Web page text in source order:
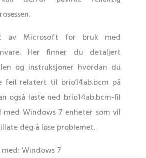
av Microsoft for bruk med
Her finner du detaljert
og instruksjoner hvordan du
relatert til brio14ab.bcm på
også laste ned brio14ab.bcm-fil
med Windows 7 enheter som vil
deg å løse problemet.
Windows 7